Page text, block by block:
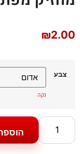
₪2.00
צבע
נקה